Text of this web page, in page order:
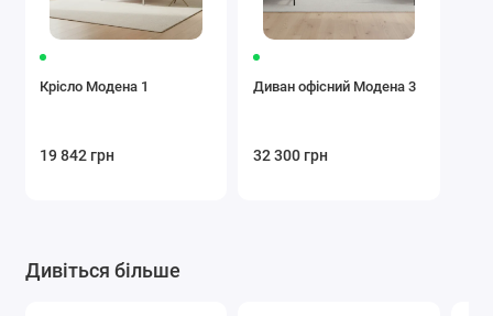
Крісло Модена 1
19 842 грн
Диван офісний Модена 3
32 300 грн
Дивіться більше